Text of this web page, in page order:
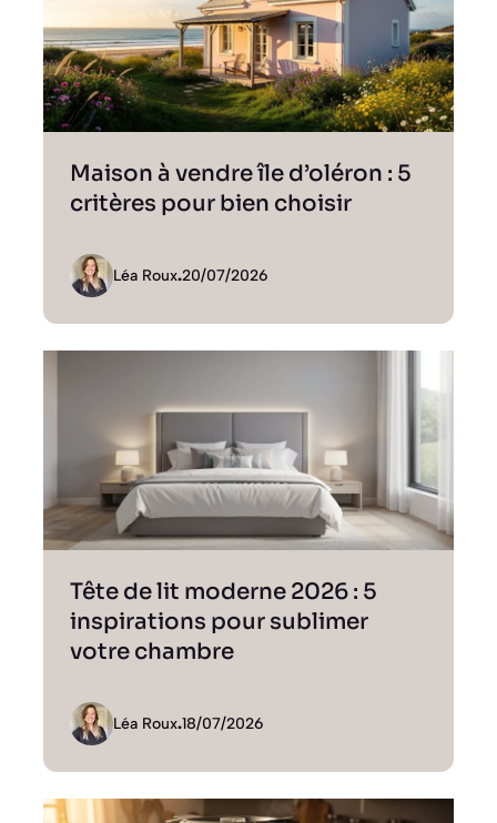
Maison à vendre île d’oléron : 5
critères pour bien choisir
Léa Roux.20/07/2026
Tête de lit moderne 2026 : 5
inspirations pour sublimer
votre chambre
Léa Roux.18/07/2026